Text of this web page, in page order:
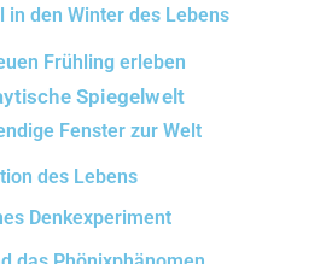
in den Winter des Lebens
Frühling erleben
Spiegelwelt
Fenster zur Welt
des Lebens
Denkexperiment